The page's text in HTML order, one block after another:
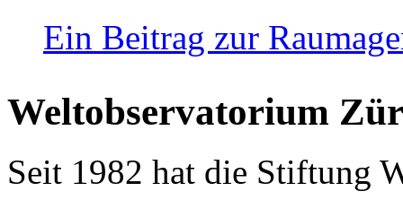
Ein Beitrag zur
Weltobservatorium
Seit 1982 hat die Stiftung